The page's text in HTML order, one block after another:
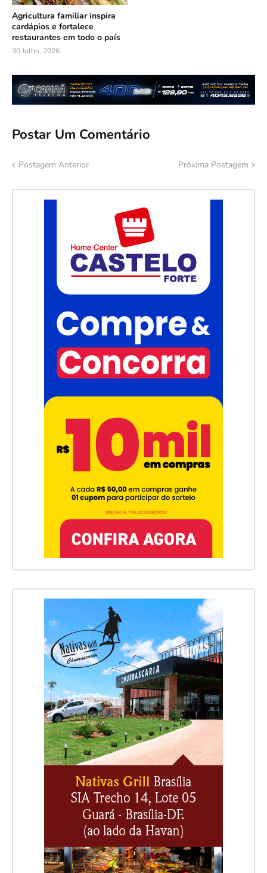
Agricultura familiar inspira
cardápios e fortalece
restaurantes em todo o país
30 Julho, 2026
Postar Um Comentário
Postagem Anterior Próxima Postagem